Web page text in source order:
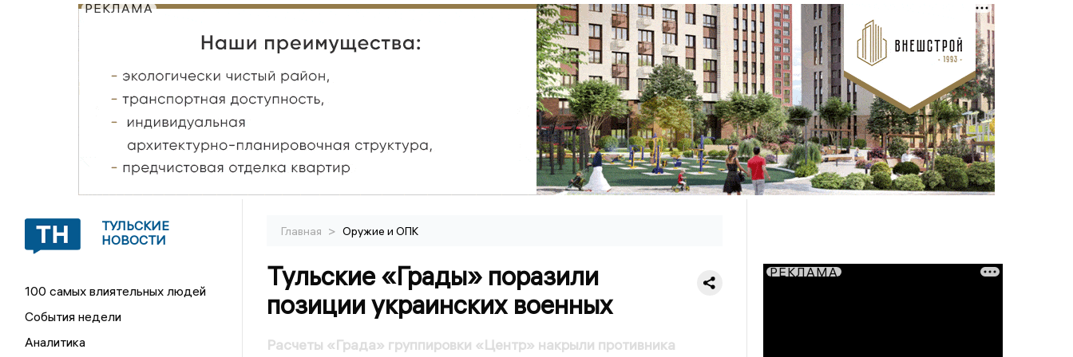
РЕКЛАМА
ТУЛЬСКИЕ
НОВОСТИ
100 самых влиятельных людей
События недели
Аналитика
Главная > Оружие и ОПК
Тульские «Грады» поразили
позиции украинских военных
Расчеты «Града» группировки «Центр» накрыли противника
РЕКЛАМА